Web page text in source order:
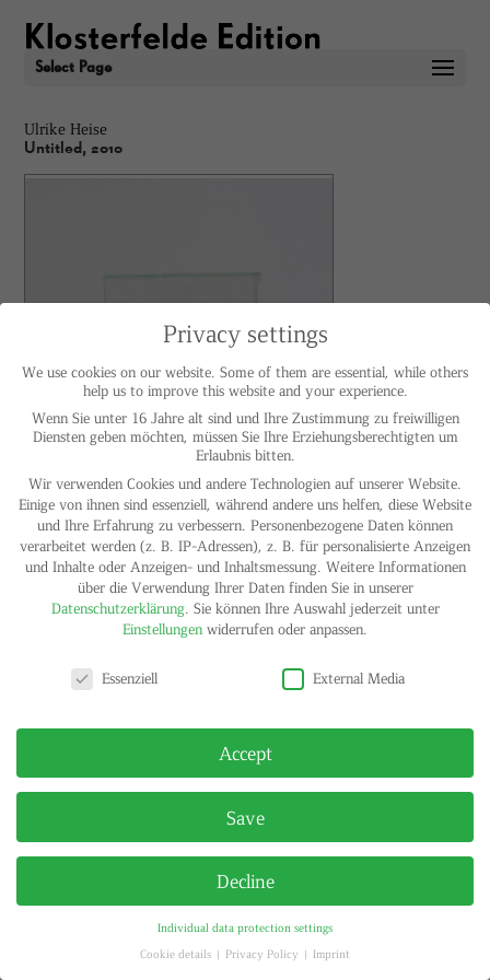
Select Page
Ulrike Heise
Untitled, 2010
Earthworm, glass, formalin, water
21 x 12 x 8 cm
Edition of 8
Published by H. M. Klosterfelde Edition
Contact gallery
IMPRINT
PRIVACY POLICY
© HELGA MARIA KLOSTERFELDE | ALL RIGHTS RESERVED
Privacy settings
We use cookies on our website. Some of them are essential, while others
help us to improve this website and your experience.
Wenn Sie unter 16 Jahre alt sind und Ihre Zustimmung zu freiwilligen
Diensten geben möchten, müssen Sie Ihre Erziehungsberechtigten um
Erlaubnis bitten.
Wir verwenden Cookies und andere Technologien auf unserer Website.
Einige von ihnen sind essenziell, während andere uns helfen, diese Website
und Ihre Erfahrung zu verbessern. Personenbezogene Daten können
verarbeitet werden (z. B. IP-Adressen), z. B. für personalisierte Anzeigen
und Inhalte oder Anzeigen- und Inhaltsmessung. Weitere Informationen
über die Verwendung Ihrer Daten finden Sie in unserer
Datenschutzerklärung. Sie können Ihre Auswahl jederzeit unter
Einstellungen widerrufen oder anpassen.
Essenziell
External Media
Accept
Save
Decline
Individual data protection settings
Cookie details
Privacy Policy Imprint